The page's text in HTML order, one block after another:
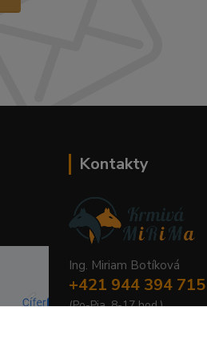
Kontakty
Ing. Miriam Botíková
+421 944 394 715
(Po-Pia, 8-17 hod.)